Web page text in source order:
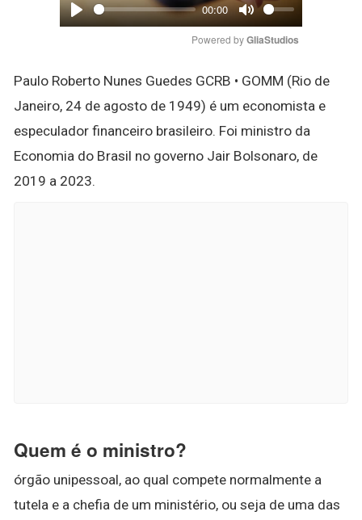
Play
00:00
Mute
Powered by GliaStudios
Paulo Roberto Nunes Guedes GCRB • GOMM (Rio de
Janeiro, 24 de agosto de 1949) é um economista e
especulador financeiro brasileiro. Foi ministro da
Economia do Brasil no governo Jair Bolsonaro, de
2019 a 2023.
Quem é o ministro?
órgão unipessoal, ao qual compete normalmente a
tutela e a chefia de um ministério, ou seja de uma das